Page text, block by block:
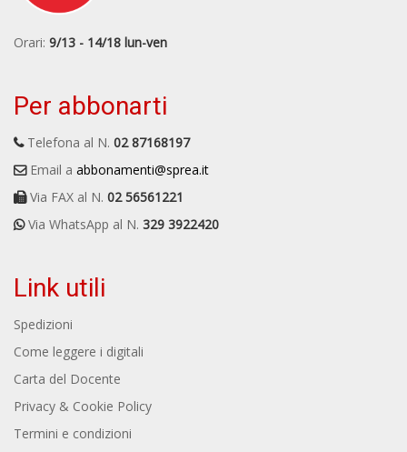
Orari: 9/13 - 14/18 lun-ven
Per abbonarti
Telefona al N. 02 87168197
Email a abbonamenti@sprea.it
Via FAX al N. 02 56561221
Via WhatsApp al N. 329 3922420
Link utili
Spedizioni
Come leggere i digitali
Carta del Docente
Privacy & Cookie Policy
Termini e condizioni